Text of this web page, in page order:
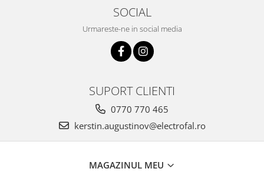
SOCIAL
Urmareste-ne in social media
SUPORT CLIENTI
0770 770 465
kerstin.augustinov@electrofal.ro
MAGAZINUL MEU